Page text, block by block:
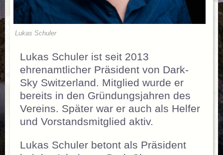
Lukas Schuler
Lukas Schuler ist seit 2013
ehrenamtlicher Präsident von Dark-
Sky Switzerland. Mitglied wurde er
bereits in den Gründungsjahren des
Vereins. Später war er auch als Helfer
und Vorstandsmitglied aktiv.
Lukas Schuler betont als Präsident